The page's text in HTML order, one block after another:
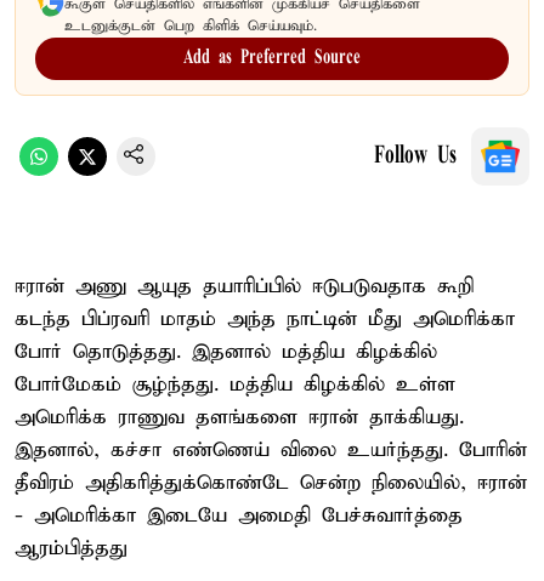
கூகுள் செய்திகளில் எங்களின் முக்கியச் செய்திகளை
உடனுக்குடன் பெற கிளிக் செய்யவும்.
Add as Preferred Source
Follow Us
ஈரான் அணு ஆயுத தயாரிப்பில் ஈடுபடுவதாக கூறி
கடந்த பிப்ரவரி மாதம் அந்த நாட்டின் மீது அமெரிக்கா
போர் தொடுத்தது. இதனால் மத்திய கிழக்கில்
போர்மேகம் சூழ்ந்தது. மத்திய கிழக்கில் உள்ள
அமெரிக்க ராணுவ தளங்களை ஈரான் தாக்கியது.
இதனால், கச்சா எண்ணெய் விலை உயர்ந்தது. போரின்
தீவிரம் அதிகரித்துக்கொண்டே சென்ற நிலையில், ஈரான்
- அமெரிக்கா இடையே அமைதி பேச்சுவார்த்தை
ஆரம்பித்தது